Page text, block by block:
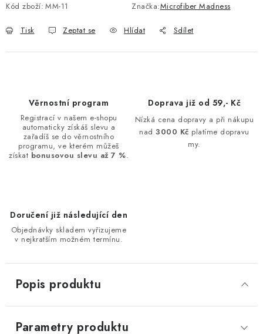
Kód zboží: MM-11 Značka:Microfiber Madness
Tisk Zeptat se Hlídat Sdílet
Věrnostní program
Registrací v našem e-shopu
automaticky získáš slevu a
zařadíš se do věrnostního
programu, ve kterém můžeš
získat bonusovou slevu až 7 %.
Doprava již od 59,- Kč
Nízká cena dopravy a při nákupu
nad3000 Kč platíme dopravu
my.
Doručení již následující den
Objednávky skladem vyřizujeme
v nejkratším možném termínu.
Popis produktu
Parametry produktu